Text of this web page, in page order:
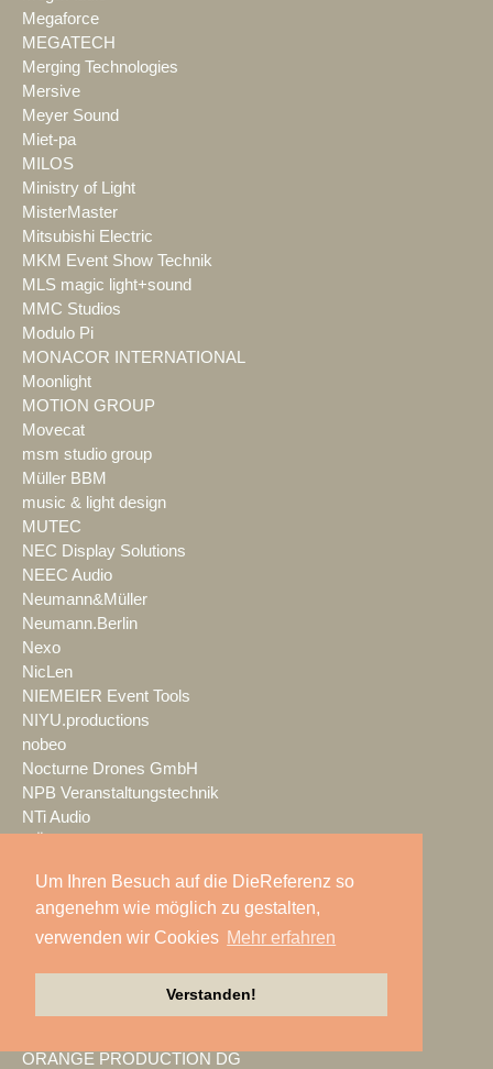
Um Ihren Besuch auf die DieReferenz so
angenehm wie möglich zu gestalten,
verwenden wir Cookies Mehr erfahren
Verstanden!
Megaforce
MEGATECH
Merging Technologies
Mersive
Meyer Sound
Miet-pa
MILOS
Ministry of Light
MisterMaster
Mitsubishi Electric
MKM Event Show Technik
MLS magic light+sound
MMC Studios
Modulo Pi
MONACOR INTERNATIONAL
Moonlight
MOTION GROUP
Movecat
msm studio group
Müller BBM
music & light design
MUTEC
NEC Display Solutions
NEEC Audio
Neumann&Müller
Neumann.Berlin
Nexo
NicLen
NIEMEIER Event Tools
NIYU.productions
nobeo
Nocturne Drones GmbH
NPB Veranstaltungstechnik
NTi Audio
Octopus
Oehlbach Kabel
OETHG
ORANGE PRODUCTION DG